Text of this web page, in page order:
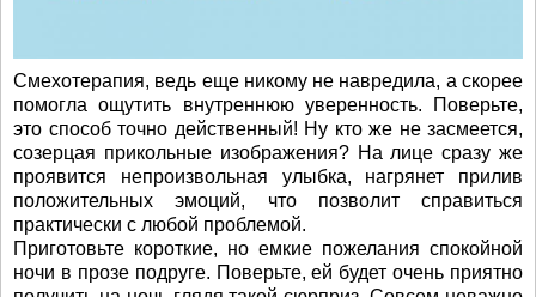
Смехотерапия, ведь еще никому не навредила, а скорее
помогла ощутить внутреннюю уверенность. Поверьте,
это способ точно действенный! Ну кто же не засмеется,
созерцая прикольные изображения? На лице сразу же
проявится непроизвольная улыбка, нагрянет прилив
положительных эмоций, что позволит справиться
практически с любой проблемой.
Приготовьте короткие, но емкие пожелания спокойной
ночи в прозе подруге. Поверьте, ей будет очень приятно